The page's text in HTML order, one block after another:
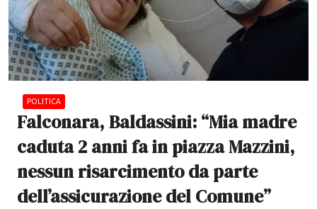
POLITICA
Falconara, Baldassini: “Mia madre
caduta 2 anni fa in piazza Mazzini,
nessun risarcimento da parte
dell’assicurazione del Comune”